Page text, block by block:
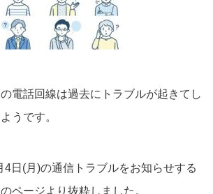
電話回線は過去にトラブルが起きてし
うです。
4日(月)の通信トラブルをお知らせする
ページより抜粋しました。